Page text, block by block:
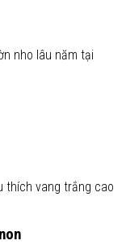
nho lâu năm tại
thích vang trắng cao